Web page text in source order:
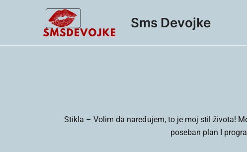
Sms Devojke
Stikla – Volim da naređujem, to je moj stil života!
poseban plan I